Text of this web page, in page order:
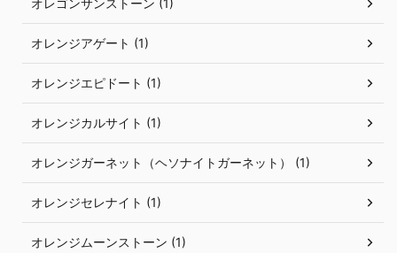
オレゴンサンストーン (1)
オレンジアゲート (1)
オレンジエピドート (1)
オレンジカルサイト (1)
オレンジガーネット（ヘソナイトガーネット） (1)
オレンジセレナイト (1)
オレンジムーンストーン (1)